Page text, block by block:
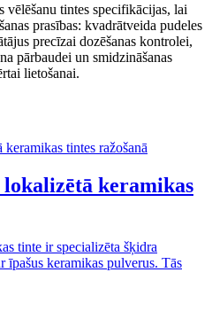
vēlēšanu tintes specifikācijas, lai
prasības: kvadrātveida pudeles
precīzai dozēšanas kontrolei,
pārbaudei un smidzināšanas
lietošanai.
keramikas
tinte ir specializēta šķidra
īpašus keramikas pulverus. Tās